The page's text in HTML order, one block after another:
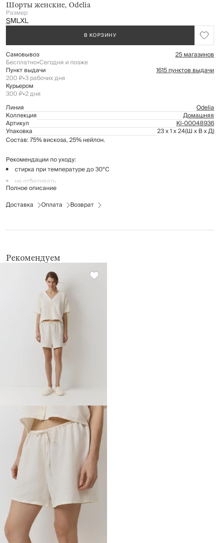
Шорты женские, Odelia
Размер
SMLXL
В КОРЗИНУ
Самовывоз 25 магазинов
Бесплатно•Сегодня и позже
Пункт выдачи 1615 пунктов выдачи
200 ₽•3 рабочих дня
Курьером
300 ₽•2 дня
Линия
Odelia
Коллекция Домашняя
Артикул Kl-00048936
Упаковка 23 x 1 x 24(Ш x В x Д)
Состав: 75% вискоза, 25% нейлон.
Рекомендации по уходу:
стирка при температуре до 30°C
не отбеливать
гладить при низкой температуре (до 110°C), без пара
химчистка запрещена
Полное описание
Доставка
Оплата Возврат
Рекомендуем